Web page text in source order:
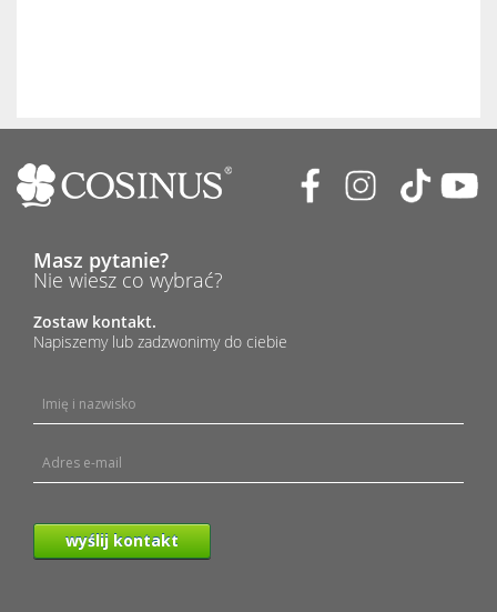
Masz pytanie?
Nie wiesz co wybrać?
Zostaw kontakt.
Napiszemy lub zadzwonimy do ciebie
wyślij kontakt